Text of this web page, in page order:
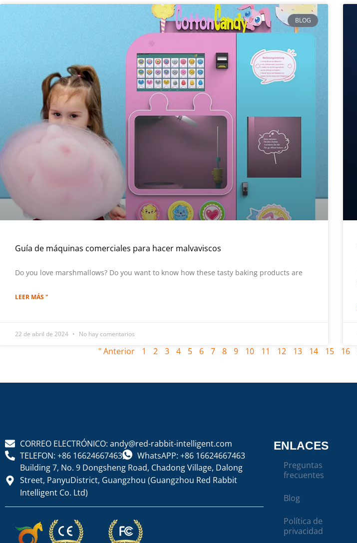
BLOG
Guía de máquinas comerciales para hacer malvaviscos
Do you love marshmallows? Do you want to know how these tasty baking products are
LEER MÁS "
22 de abril de 2024 No hay comentarios
" Anterior 1 2 3 4 5 6 7 8 9 10 11 12 13 14 15 16
CORREO ELECTRÓNICO: andy@red-rabbit-intelligent.com
TELEFON: +86 16624667463
WhatsAPP: +86 16624667463
Building 7, No. 9 Dongsheng Road, Chadong Village, Dalong
Street, PanyuDistrict, Guangzhou (Guangzhou Red Rabbit
Intelligent Co. Ltd)
ENLACES
Preguntas
frecuentes
Blog
Política de
privacidad